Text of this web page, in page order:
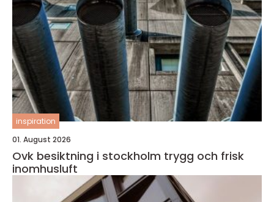
inspiration
01. August 2026
Ovk besiktning i stockholm trygg och frisk
inomhusluft